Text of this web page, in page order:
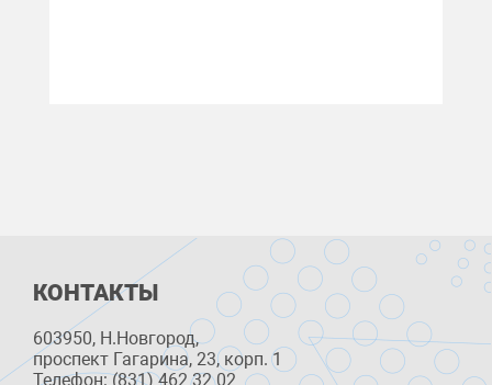
КОНТАКТЫ
603950, Н.Новгород,
проспект Гагарина, 23, корп. 1
Телефон: (831) 462 32 02